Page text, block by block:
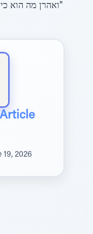
"ואהרן מה הוא
19, 2026